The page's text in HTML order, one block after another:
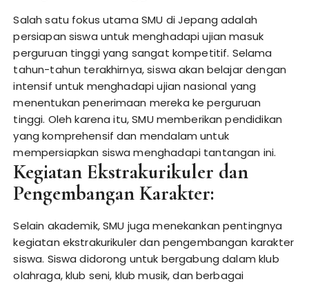
Salah satu fokus utama SMU di Jepang adalah
persiapan siswa untuk menghadapi ujian masuk
perguruan tinggi yang sangat kompetitif. Selama
tahun-tahun terakhirnya, siswa akan belajar dengan
intensif untuk menghadapi ujian nasional yang
menentukan penerimaan mereka ke perguruan
tinggi. Oleh karena itu, SMU memberikan pendidikan
yang komprehensif dan mendalam untuk
mempersiapkan siswa menghadapi tantangan ini.
Kegiatan Ekstrakurikuler dan
Pengembangan Karakter:
Selain akademik, SMU juga menekankan pentingnya
kegiatan ekstrakurikuler dan pengembangan karakter
siswa. Siswa didorong untuk bergabung dalam klub
olahraga, klub seni, klub musik, dan berbagai